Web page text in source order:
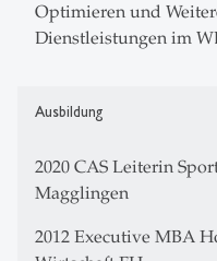
Optimieren und
Dienstleistungen im
Ausbildung
2020 CAS Leiterin
Magglingen
2012 Executive MBA